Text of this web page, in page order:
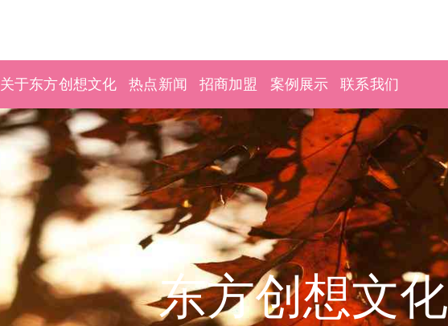
关于东方创想文化 热点新闻 招商加盟 案例展示 联系我们
东方创想文化